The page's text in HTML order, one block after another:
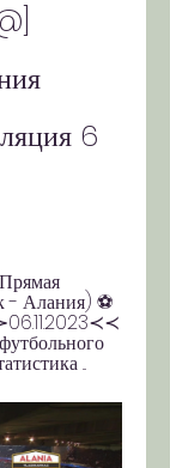
6
- Алания) ⚽
...